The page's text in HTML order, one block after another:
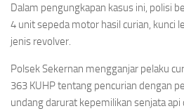
Dalam pengungkapan kasus ini, polisi
4 unit sepeda motor hasil curian, kunci
jenis revolver.
Polsek Sekernan mengganjar pelaku
363 KUHP tentang pencurian dengan
undang darurat kepemilikan senjata api